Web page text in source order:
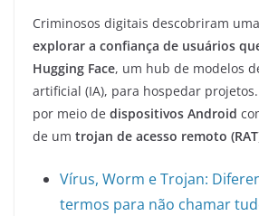
Criminosos digitais descobriram
explorar a confiança de usuários
Hugging Face, um hub de modelos
artificial (IA), para hospedar
por meio de dispositivos Android
de um trojan de acesso remoto
Vírus, Worm e Trojan:
termos para não chamar